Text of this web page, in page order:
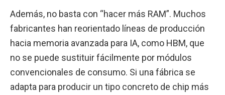
Además, no basta con “hacer más RAM”. Muchos
fabricantes han reorientado líneas de producción
hacia memoria avanzada para IA, como HBM, que
no se puede sustituir fácilmente por módulos
convencionales de consumo. Si una fábrica se
adapta para producir un tipo concreto de chip más